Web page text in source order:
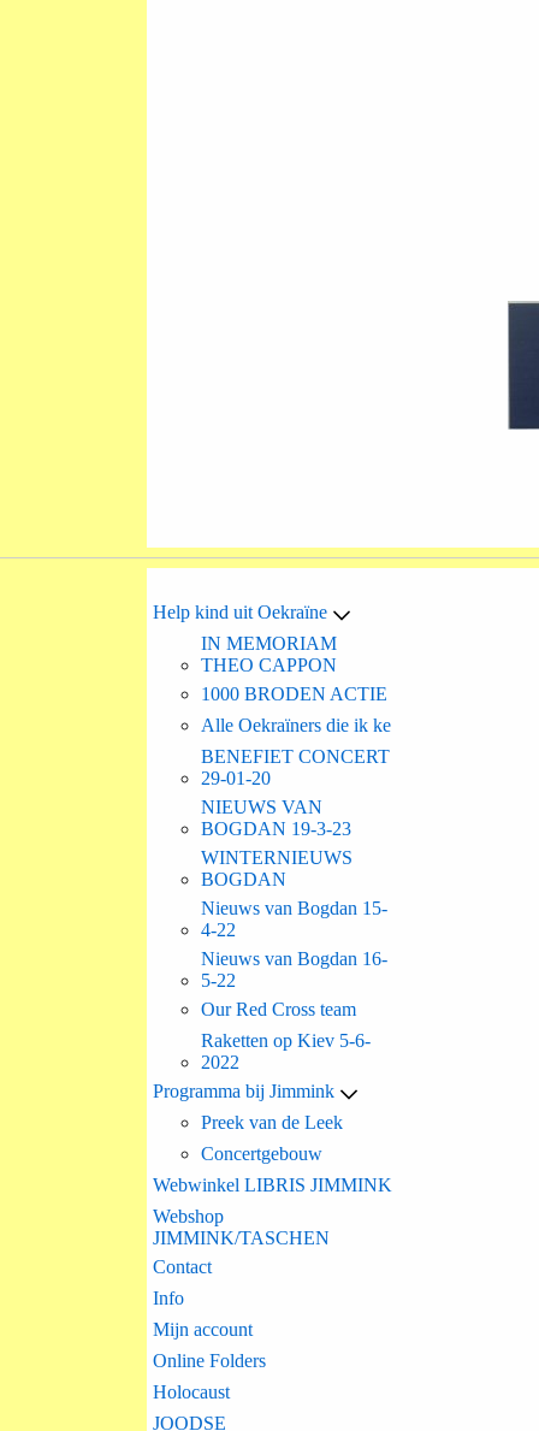
Help kind uit Oekraïne
IN MEMORIAM
THEO CAPPON
1000 BRODEN ACTIE
Alle Oekraïners die ik ke
BENEFIET CONCERT
29-01-20
NIEUWS VAN
BOGDAN 19-3-23
WINTERNIEUWS
BOGDAN
Nieuws van Bogdan 15-
4-22
Nieuws van Bogdan 16-
5-22
Our Red Cross team
Raketten op Kiev 5-6-
2022
Programma bij Jimmink
Preek van de Leek
Concertgebouw
Webwinkel LIBRIS JIMMINK
Webshop
JIMMINK/TASCHEN
Contact
Info
Mijn account
Online Folders
Holocaust
JOODSE